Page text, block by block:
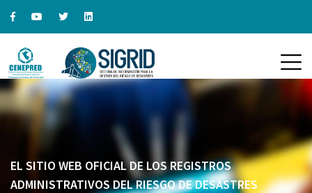
EL SITIO WEB OFICIAL DE LOS REGISTROS
ADMINISTRATIVOS DEL RIESGO DE DESASTRES